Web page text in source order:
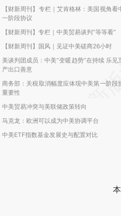
【财新周刊】专栏｜艾肯格林：美国视角看
一阶段协议
【财新周刊】专栏｜中美贸易谈判“等等看”
【财新周刊】国风｜见证中美磋商26小时
美谈判团成员：中美“变暖趋势”在持续 乐见
产出口善意
商务部：关税取消幅度应体现中美第一阶段
重要性
中美贸易冲突与美联储政策转向
马克龙：欧洲可以成为中美协调平台
中美ETF指数基金发展史与配置对比